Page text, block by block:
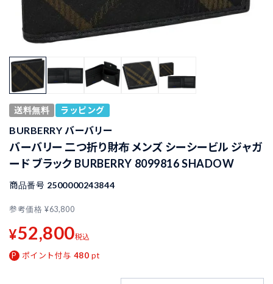
送料無料 ラッピング
BURBERRY バーバリー
バーバリー 二つ折り財布 メンズ シーシービル ジャガ
ード ブラック BURBERRY 8099816 SHADOW
商品番号 2500000243844
参考価格 ¥63,800
¥52,800税込
ポイント付与 480 pt